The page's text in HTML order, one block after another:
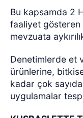
Bu kapsamda 2
faaliyet
mevzuata
Denetimlerde et
ürünlerine,
kadar çok
uygulamalar